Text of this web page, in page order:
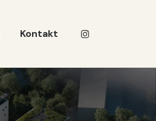
Kontakt